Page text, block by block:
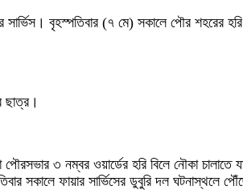
সার্ভিস। বৃহস্পতিবার (৭ মে) সকালে পৌর
ছাত্র।
৩ নম্বর ওয়ার্ডের হরি বিলে নৌকা চালাতে
সকালে ফায়ার সার্ভিসের ডুবুরি দল ঘটনাস্থলে